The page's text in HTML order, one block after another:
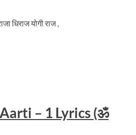
धिराज योगी राज ,
– 1 Lyrics (ॐ